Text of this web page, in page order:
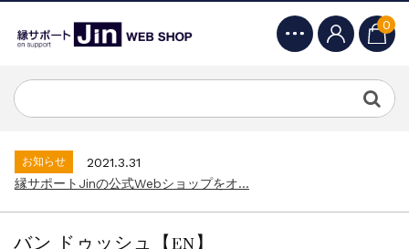
0
縁サポートJinの公式Webショップをオ...
お知らせ
2022.11.7
お知らせ
2021.3.31
縁サポートJinの公式Webショップをオ...